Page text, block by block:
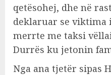
qetësohej, dhe në
deklaruar se viktima
merrte me taksi
Durrës ku jetonin
Nga ana tjetër sipas